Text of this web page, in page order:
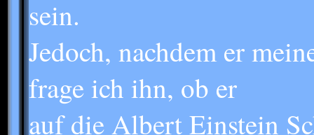
sein.
Jedoch, nachdem er
frage ich ihn, ob er
auf die Albert Einstein